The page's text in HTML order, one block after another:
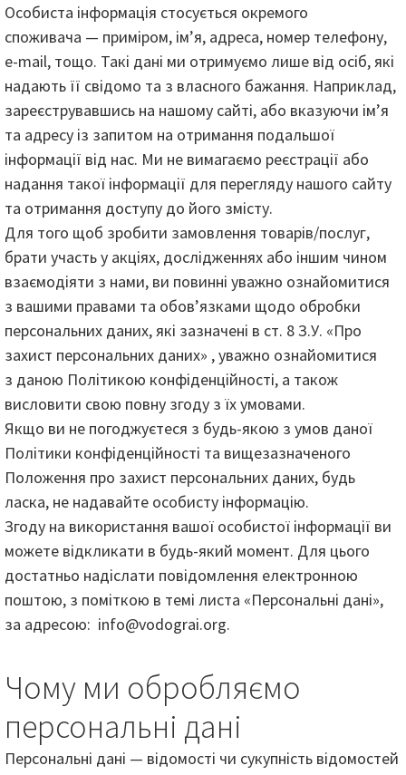
Особиста інформація стосується окремого
споживача — приміром, ім’я, адреса, номер телефону,
e-mail, тощо. Такі дані ми отримуємо лише від осіб, які
надають її свідомо та з власного бажання. Наприклад,
зареєструвавшись на нашому сайті, або вказуючи ім’я
та адресу із запитом на отримання подальшої
інформації від нас. Ми не вимагаємо реєстрації або
надання такої інформації для перегляду нашого сайту
та отримання доступу до його змісту.
Для того щоб зробити замовлення товарів/послуг,
брати участь у акціях, дослідженнях або іншим чином
взаємодіяти з нами, ви повинні уважно ознайомитися
з вашими правами та обов’язками щодо обробки
персональних даних, які зазначені в ст. 8 З.У. «Про
захист персональних даних» , уважно ознайомитися
з даною Політикою конфіденційності, а також
висловити свою повну згоду з їх умовами.
Якщо ви не погоджуєтеся з будь-якою з умов даної
Політики конфіденційності та вищезазначеного
Положення про захист персональних даних, будь
ласка, не надавайте особисту інформацію.
Згоду на використання вашої особистої інформації ви
можете відкликати в будь-який момент. Для цього
достатньо надіслати повідомлення електронною
поштою, з поміткою в темі листа «Персональні дані»,
за адресою: info@vodograi.org.
Чому ми обробляємо
персональні дані
Персональні дані — відомості чи сукупність відомостей